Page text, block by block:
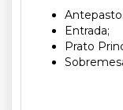
Entrada;
Prato